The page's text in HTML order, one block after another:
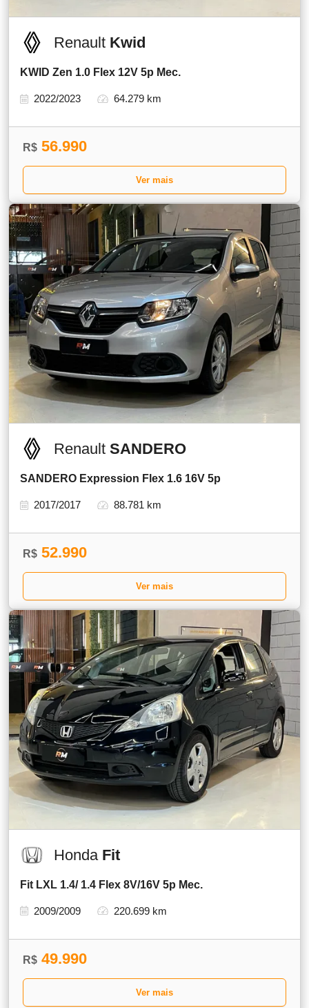
Renault Kwid
KWID Zen 1.0 Flex 12V 5p Mec.
2022/2023 64.279 km
R$ 56.990
Ver mais
Renault SANDERO
SANDERO Expression Flex 1.6 16V 5p
2017/2017 88.781 km
R$ 52.990
Ver mais
Honda Fit
Fit LXL 1.4/ 1.4 Flex 8V/16V 5p Mec.
2009/2009 220.699 km
R$ 49.990
Ver mais